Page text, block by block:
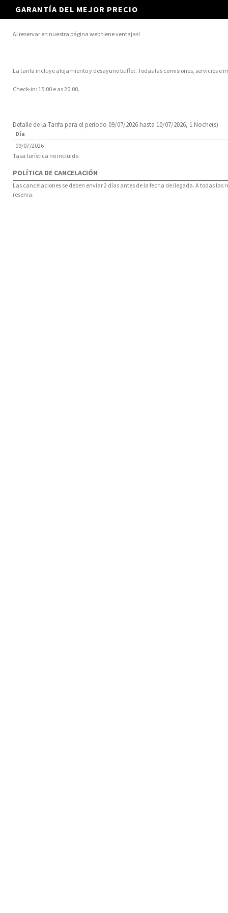
GARANTÍA DEL MEJOR PRECIO
Al reservar en nuestra página web tiene ventajas!
La tarifa incluye alojamiento y desayuno buffet. Todas las comisiones, servicios e
Check-in: 15:00 e as 20:00.
Detalle de la Tarifa para el período 09/07/2026 hasta 10/07/2026, 1 Noche(s)
Día
09/07/2026
Tasa turística no incluida
POLÍTICA DE CANCELACIÓN
Las cancelaciones se deben enviar 2 días antes de la fecha de llegada. A todas
reserva.